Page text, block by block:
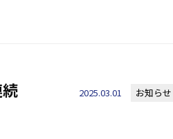
2025.03.01 お知らせ